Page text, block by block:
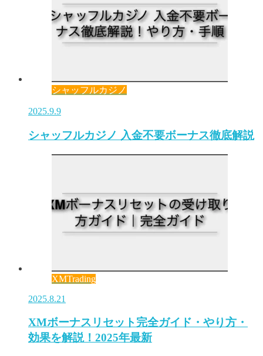
シャッフルカジノ
2025.9.9
シャッフルカジノ 入金不要ボーナス徹底解説
XMTrading
2025.8.21
XMボーナスリセット完全ガイド・やり方・
効果を解説！2025年最新